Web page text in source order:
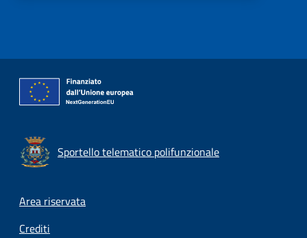
Sportello telematico polifunzionale
Footer menu
Area riservata
Crediti